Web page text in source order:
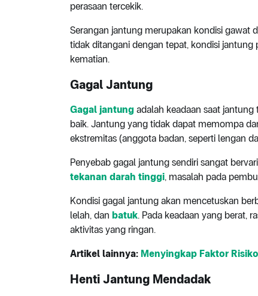
perasaan tercekik.
Serangan jantung merupakan kondisi gawat
tidak ditangani dengan tepat, kondisi
kematian.
Gagal Jantung
Gagal jantung adalah keadaan saat
baik. Jantung yang tidak dapat memompa
ekstremitas (anggota badan, seperti lengan
Penyebab gagal jantung sendiri sangat
tekanan darah tinggi, masalah pada
Kondisi gagal jantung akan mencetuskan
lelah, dan batuk. Pada keadaan yang berat,
aktivitas yang ringan.
Artikel lainnya: Menyingkap Faktor
Henti Jantung Mendadak